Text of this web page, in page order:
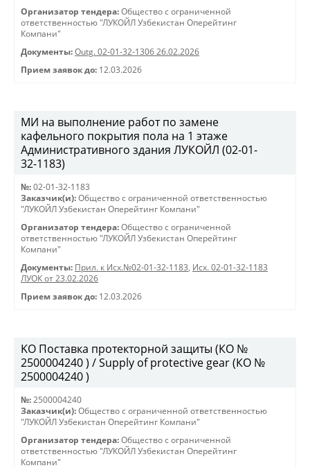
Организатор тендера: Общество с ограниченной
ответственностью "ЛУКОЙЛ Узбекистан Оперейтинг
Компани"
Документы: Outg. 02-01-32-1306 26.02.2026
Прием заявок до: 12.03.2026
МИ на выполнение работ по замене
кафельного покрытия пола на 1 этаже
Административного здания ЛУКОЙЛ (02-01-
32-1183)
№: 02-01-32-1183
Заказчик(и): Общество с ограниченной ответственностью
"ЛУКОЙЛ Узбекистан Оперейтинг Компани"
Организатор тендера: Общество с ограниченной
ответственностью "ЛУКОЙЛ Узбекистан Оперейтинг
Компани"
Документы: Прил. к Исх.№02-01-32-1183, Исх. 02-01-32-1183
ЛУОК от 23.02.2026
Прием заявок до: 12.03.2026
KO Поставка протекторной защиты (КО №
2500004240 ) / Supply of protective gear (КО №
2500004240 )
№: 2500004240
Заказчик(и): Общество с ограниченной ответственностью
"ЛУКОЙЛ Узбекистан Оперейтинг Компани"
Организатор тендера: Общество с ограниченной
ответственностью "ЛУКОЙЛ Узбекистан Оперейтинг
Компани"